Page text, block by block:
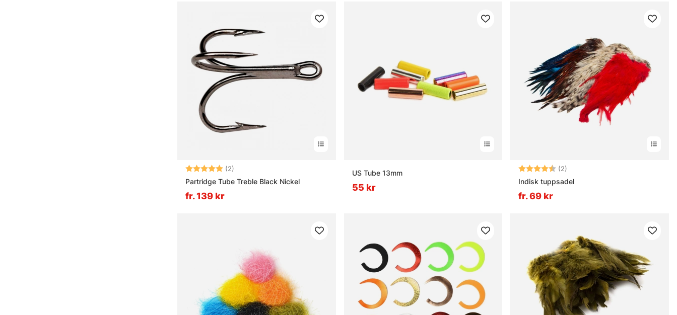
Betyg: (2)
Partridge Tube Treble Black Nickel
fr. 139 kr
US Tube 13mm
55 kr
Betyg: (2)
Indisk tuppsadel
fr. 69 kr